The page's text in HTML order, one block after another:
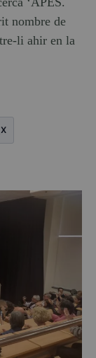
nombre de
li ahir en la
X